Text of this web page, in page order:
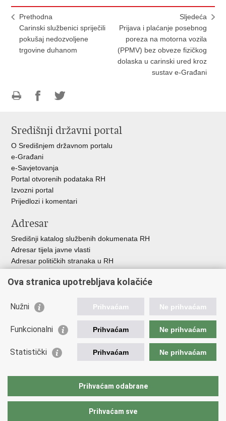
Prethodna
Carinski službenici spriječili
pokušaj nedozvoljene
trgovine duhanom
Sljedeća
Prijava i plaćanje posebnog
poreza na motorna vozila
(PPMV) bez obveze fizičkog
dolaska u carinski ured kroz
sustav e-Građani
FacebookuTwitteru
Središnji državni portal
O Središnjem državnom portalu
e-Građani
e-Savjetovanja
Portal otvorenih podataka RH
Izvozni portal
Prijedlozi i komentari
Adresar
Središnji katalog službenih dokumenata RH
Adresar tijela javne vlasti
Adresar političkih stranaka u RH
Besplatni telefoni javne uprave
Važne poveznice
Vlada Republike Hrvatske
Europska komisija
Taxation and Customs Union
Ova stranica upotrebljava kolačiće
Nužni Prihvaćam Ne prihvaćam
Funkcionalni Prihvaćam Ne prihvaćam
Statistički Prihvaćam Ne prihvaćam
Prihvaćam odabrane
Prihvaćam sve